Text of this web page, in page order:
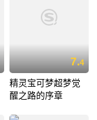
7.4
精灵宝可梦超梦觉
醒之路的序章